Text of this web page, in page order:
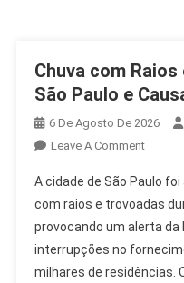
Chuva com
São Paulo e
6 De Agosto De 2026
Leave A CommentOn
Com
Raios
E
Atinge
A cidade de São Paulo
com raios e trovoadas
provocando um alerta da
interrupções no
milhares de residências.